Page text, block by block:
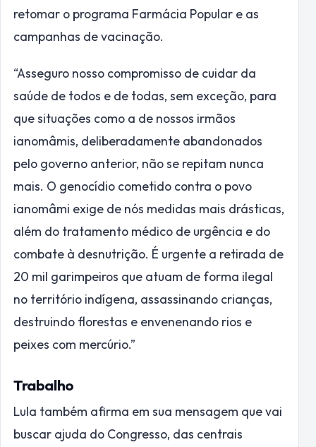
retomar o programa Farmácia Popular e as
campanhas de vacinação.
“Asseguro nosso compromisso de cuidar da
saúde de todos e de todas, sem exceção, para
que situações como a de nossos irmãos
ianomâmis, deliberadamente abandonados
pelo governo anterior, não se repitam nunca
mais. O genocídio cometido contra o povo
ianomâmi exige de nós medidas mais drásticas,
além do tratamento médico de urgência e do
combate à desnutrição. É urgente a retirada de
20 mil garimpeiros que atuam de forma ilegal
no território indígena, assassinando crianças,
destruindo florestas e envenenando rios e
peixes com mercúrio.”
Trabalho
Lula também afirma em sua mensagem que vai
buscar ajuda do Congresso, das centrais